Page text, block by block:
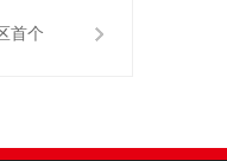
首个